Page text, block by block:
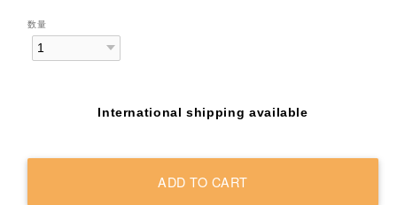
数量
International shipping available
ADD TO CART